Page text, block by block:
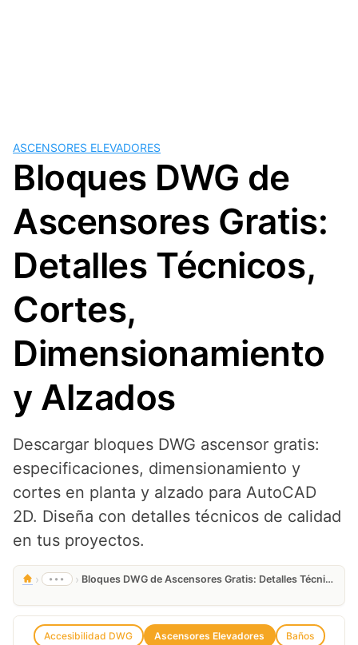
ASCENSORES ELEVADORES
Bloques DWG de
Ascensores Gratis:
Detalles Técnicos,
Cortes,
Dimensionamiento
y Alzados
Descargar bloques DWG ascensor gratis:
especificaciones, dimensionamiento y
cortes en planta y alzado para AutoCAD
2D. Diseña con detalles técnicos de calidad
en tus proyectos.
› ••• › Bloques DWG de Ascensores Gratis: Detalles Técnicos, Cortes, Dimensionamiento y Alzados
Accesibilidad DWG Ascensores Elevadores
Baños